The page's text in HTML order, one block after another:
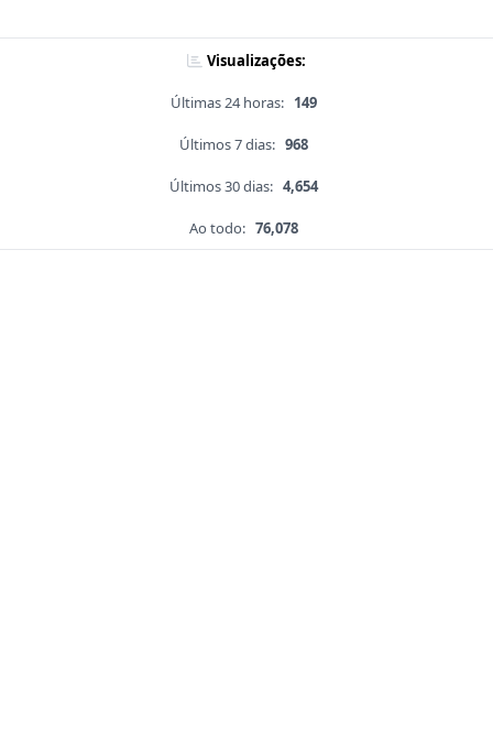
Visualizações:
Últimas 24 horas: 149
Últimos 7 dias: 968
Últimos 30 dias: 4,654
Ao todo: 76,078